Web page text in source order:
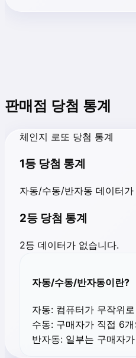
판매점 당첨 통계
체인지 로또 당첨 통계
1등 당첨 통계
자동/수동/반자동 데이터가
2등 당첨 통계
2등 데이터가 없습니다.
자동/수동/반자동이란?
자동: 컴퓨터가 무작위
수동: 구매자가 직접 6
반자동: 일부는 구매자